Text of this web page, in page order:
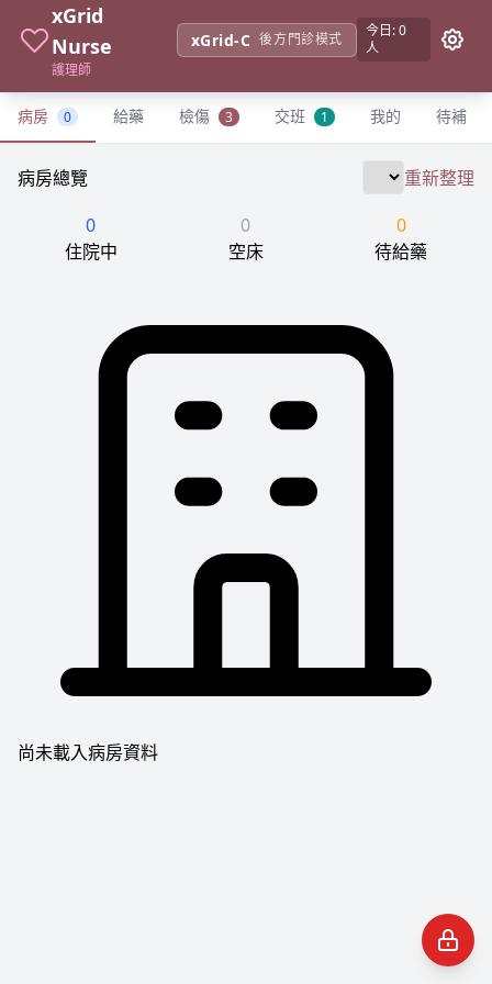
使用者
xGrid
Nurse
護理師
xGrid-C 後方門診模式
今日: 0
人
病房 0 給藥 檢傷 3 交班 1 我的 待補
病房總覽
重新整理
0
住院中
0
空床
0
待給藥
尚未載入病房資料